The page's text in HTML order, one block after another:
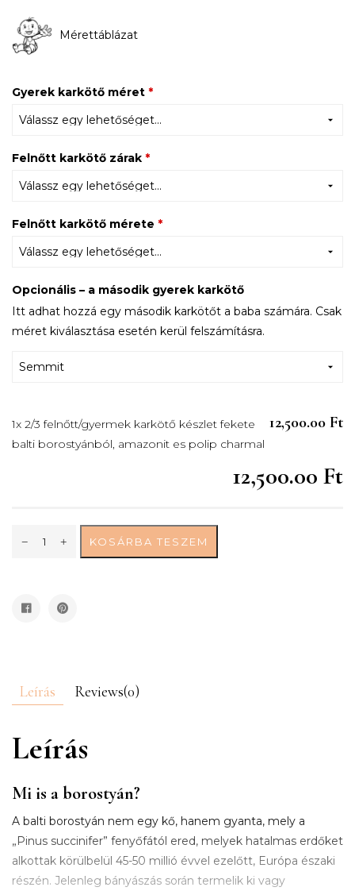
Mérettáblázat
Gyerek karkötő méret *
Felnőtt karkötő zárak *
Felnőtt karkötő mérete *
Opcionális – a második gyerek karkötő
Itt adhat hozzá egy második karkötőt a baba számára. Csak
méret kiválasztása esetén kerül felszámításra.
1x 2/3 felnőtt/gyermek karkötő készlet fekete
balti borostyánból, amazonit es polip charmal
12,500.00 Ft
12,500.00 Ft
KOSÁRBA TESZEM
Leírás Reviews(0)
Leírás
Mi is a borostyán?
A balti borostyán nem egy kő, hanem gyanta, mely a
„Pinus succinifer” fenyőfától ered, melyek hatalmas erdőket
alkottak körülbelül 45-50 millió évvel ezelőtt, Európa északi
részén. Jelenleg bányászás során termelik ki vagy